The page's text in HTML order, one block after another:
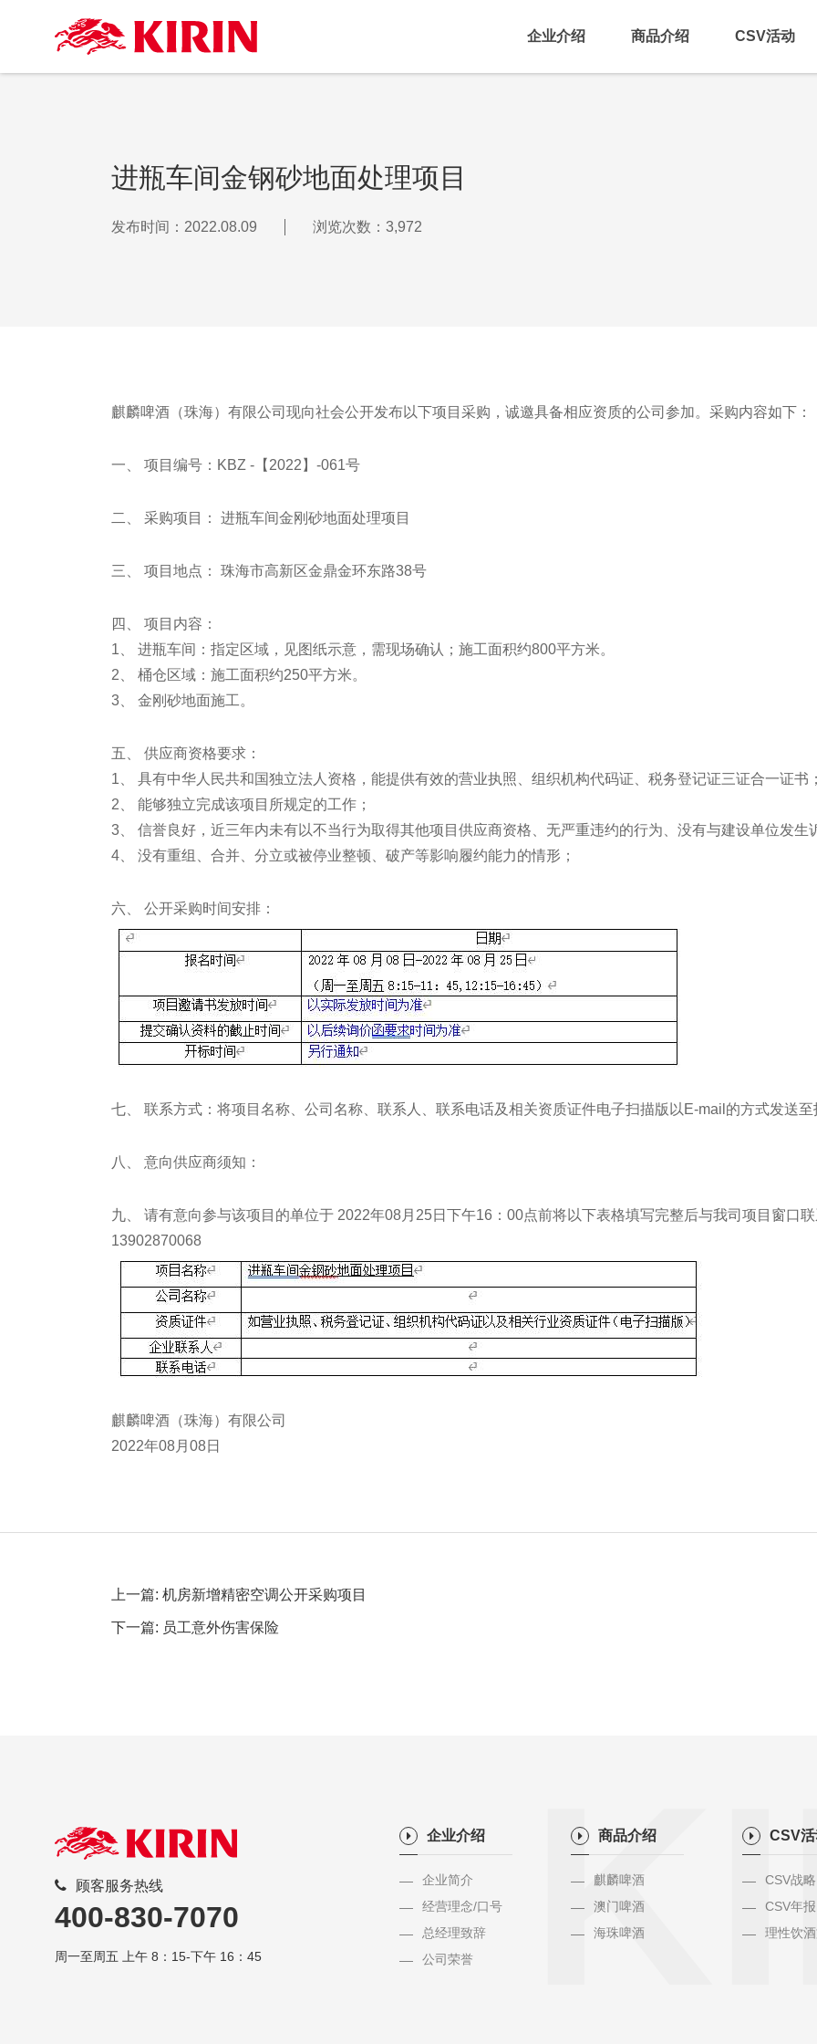
企业介绍 商品介绍 CSV活动
进瓶车间金钢砂地面处理项目
发布时间：2022.08.09 浏览次数：3,972
麒麟啤酒（珠海）有限公司现向社会公开发布以下项目采购，诚邀具备相应资质的公司参加。采购内容如下：
一、 项目编号：KBZ -【2022】-061号
二、 采购项目： 进瓶车间金刚砂地面处理项目
三、 项目地点： 珠海市高新区金鼎金环东路38号
四、 项目内容：
1、 进瓶车间：指定区域，见图纸示意，需现场确认；施工面积约800平方米。
2、 桶仓区域：施工面积约250平方米。
3、 金刚砂地面施工。
五、 供应商资格要求：
1、 具有中华人民共和国独立法人资格，能提供有效的营业执照、组织机构代码证、税务登记证三证合一证书
2、 能够独立完成该项目所规定的工作；
3、 信誉良好，近三年内未有以不当行为取得其他项目供应商资格、无严重违约的行为、没有与建设单位发生
4、 没有重组、合并、分立或被停业整顿、破产等影响履约能力的情形；
六、 公开采购时间安排：
七、 联系方式：将项目名称、公司名称、联系人、联系电话及相关资质证件电子扫描版以E-mail的方式发送
八、 意向供应商须知：
九、 请有意向参与该项目的单位于 2022年08月25日下午16：00点前将以下表格填写完整后与我司项目窗口
13902870068
麒麟啤酒（珠海）有限公司
2022年08月08日
上一篇: 机房新增精密空调公开采购项目
下一篇: 员工意外伤害保险
顾客服务热线
400-830-7070
周一至周五 上午 8：15-下午 16：45
企业介绍
企业简介
经营理念/口号
总经理致辞
公司荣誉
商品介绍
麒麟啤酒
澳门啤酒
海珠啤酒
CSV
CSV战略
CSV年报
理性饮